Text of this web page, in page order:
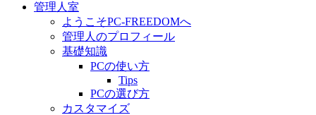
管理人室
ようこそPC-FREEDOMへ
管理人のプロフィール
基礎知識
PCの使い方
Tips
PCの選び方
カスタマイズ